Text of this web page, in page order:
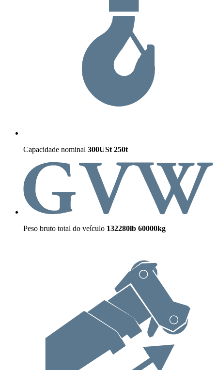
Capacidade nominal 300USt 250t
Peso bruto total do veículo 132280lb 60000kg